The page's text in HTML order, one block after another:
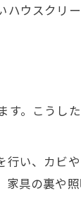
ハウスクリ
す。こうし
い、カビや
家具の裏や